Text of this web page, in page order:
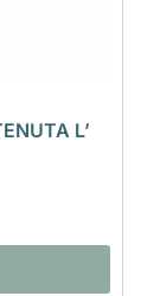
L’